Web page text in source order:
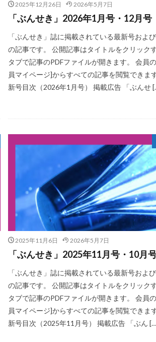
2025年12月26日 2026年5月7日
「ぶんせき」2026年1月号・12月号
「ぶんせき」誌に掲載されている最新号およ
の記事です。 公開記事はタイトルをクリック
タブで記事のPDFファイルが開きます。 会員
員マイページ]からすべての記事を閲覧できま
新号目次（2026年1月号） 掲載広告 「ぶんせ
2025年11月6日 2026年5月7日
「ぶんせき」2025年11月号・10月
「ぶんせき」誌に掲載されている最新号およ
の記事です。 公開記事はタイトルをクリック
タブで記事のPDFファイルが開きます。 会員
員マイページ]からすべての記事を閲覧できま
新号目次（2025年11月号） 掲載広告 「ぶん